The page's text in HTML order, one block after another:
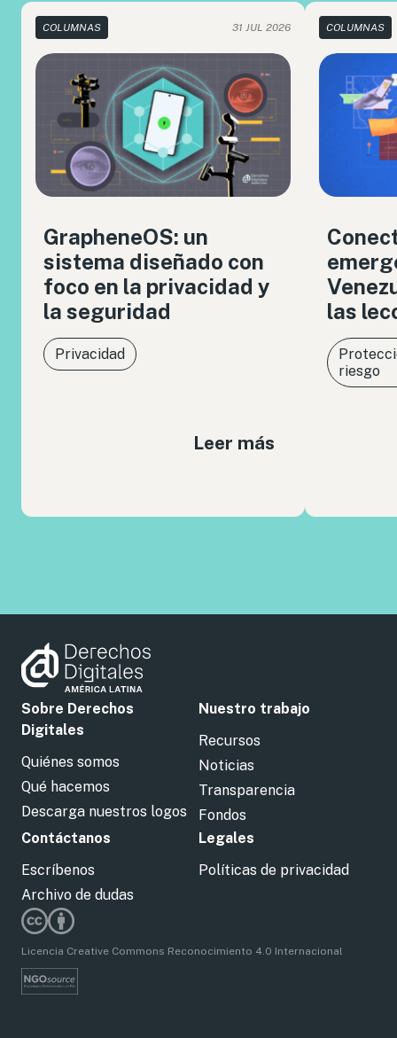
COLUMNAS 31 JUL 2026
GrapheneOS: un
sistema diseñado con
foco en la privacidad y
la seguridad
Privacidad
Leer más
COLUMNAS
las
riesgo
Sobre Derechos
Digitales
Quiénes somos
Qué hacemos
Descarga nuestros logos
Nuestro trabajo
Recursos
Noticias
Transparencia
Fondos
Contáctanos
Escríbenos
Archivo de dudas
Legales
Políticas de privacidad
Licencia Creative Commons Reconocimiento 4.0 Internacional